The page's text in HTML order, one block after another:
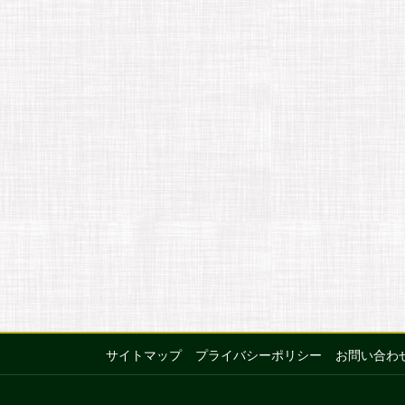
サイトマップ プライバシーポリシー お問い合わ